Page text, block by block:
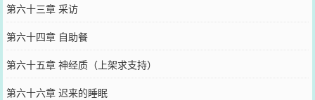
第六十三章 采访
第六十四章 自助餐
第六十五章 神经质（上架求支持）
第六十六章 迟来的睡眠